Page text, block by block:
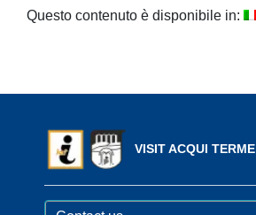
Questo contenuto è disponibile in:
VISIT ACQUI TERME